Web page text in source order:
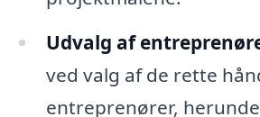
Udvalg af
ved valg af de rette
entreprenører,